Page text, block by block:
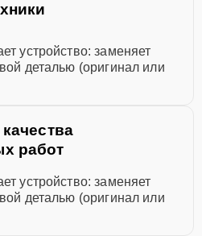
устройство: заменяет
деталью (оригинал или
работ
устройство: заменяет
деталью (оригинал или